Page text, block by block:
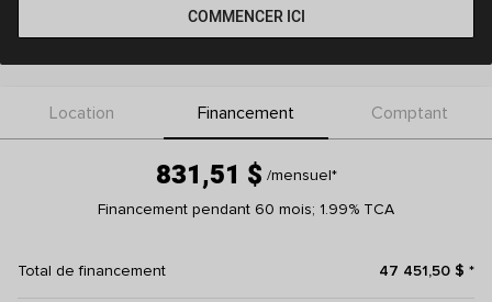
COMMENCER ICI
Location Financement Comptant
831,51 $ /mensuel *
Financement pendant 60 mois; 1.99% TCA
Total de financement 47 451,50 $ *